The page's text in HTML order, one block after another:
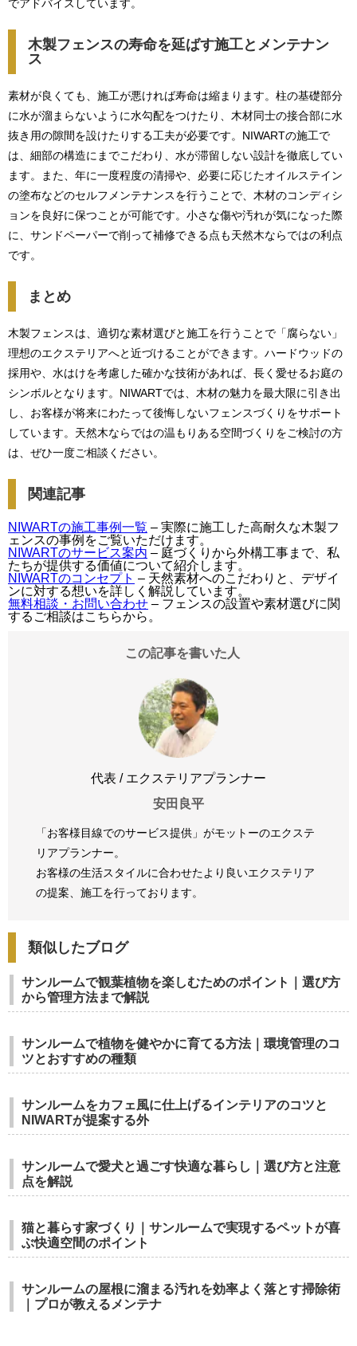
でアドバイスしています。
木製フェンスの寿命を延ばす施工とメンテナン
ス
素材が良くても、施工が悪ければ寿命は縮まります。柱の基礎部分
に水が溜まらないように水勾配をつけたり、木材同士の接合部に水
抜き用の隙間を設けたりする工夫が必要です。NIWARTの施工で
は、細部の構造にまでこだわり、水が滞留しない設計を徹底してい
ます。また、年に一度程度の清掃や、必要に応じたオイルステイン
の塗布などのセルフメンテナンスを行うことで、木材のコンディシ
ョンを良好に保つことが可能です。小さな傷や汚れが気になった際
に、サンドペーパーで削って補修できる点も天然木ならではの利点
です。
まとめ
木製フェンスは、適切な素材選びと施工を行うことで「腐らない」
理想のエクステリアへと近づけることができます。ハードウッドの
採用や、水はけを考慮した確かな技術があれば、長く愛せるお庭の
シンボルとなります。NIWARTでは、木材の魅力を最大限に引き出
し、お客様が将来にわたって後悔しないフェンスづくりをサポート
しています。天然木ならではの温もりある空間づくりをご検討の方
は、ぜひ一度ご相談ください。
関連記事
NIWARTの施工事例一覧 – 実際に施工した高耐久な木製フ
ェンスの事例をご覧いただけます。
NIWARTのサービス案内 – 庭づくりから外構工事まで、私
たちが提供する価値について紹介します。
NIWARTのコンセプト – 天然素材へのこだわりと、デザイ
ンに対する想いを詳しく解説しています。
無料相談・お問い合わせ – フェンスの設置や素材選びに関
するご相談はこちらから。
この記事を書いた人
代表 / エクステリアプランナー
安田良平
「お客様目線でのサービス提供」がモットーのエクステ
リアプランナー。
お客様の生活スタイルに合わせたより良いエクステリア
の提案、 施工を行っております。
類似したブログ
サンルームで観葉植物を楽しむためのポイント｜選び方
から管理方法まで解説
サンルームで植物を健やかに育てる方法｜環境管理のコ
ツとおすすめの種類
サンルームをカフェ風に仕上げるインテリアのコツと
NIWARTが提案する外
サンルームで愛犬と過ごす快適な暮らし｜選び方と注意
点を解説
猫と暮らす家づくり｜サンルームで実現するペットが喜
ぶ快適空間のポイント
サンルームの屋根に溜まる汚れを効率よく落とす掃除術
｜プロが教えるメンテナ